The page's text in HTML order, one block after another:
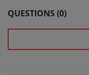
QUESTIONS (0)